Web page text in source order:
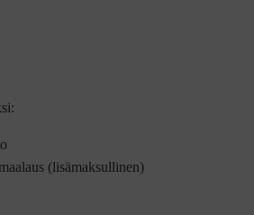
(lisämaksullinen)